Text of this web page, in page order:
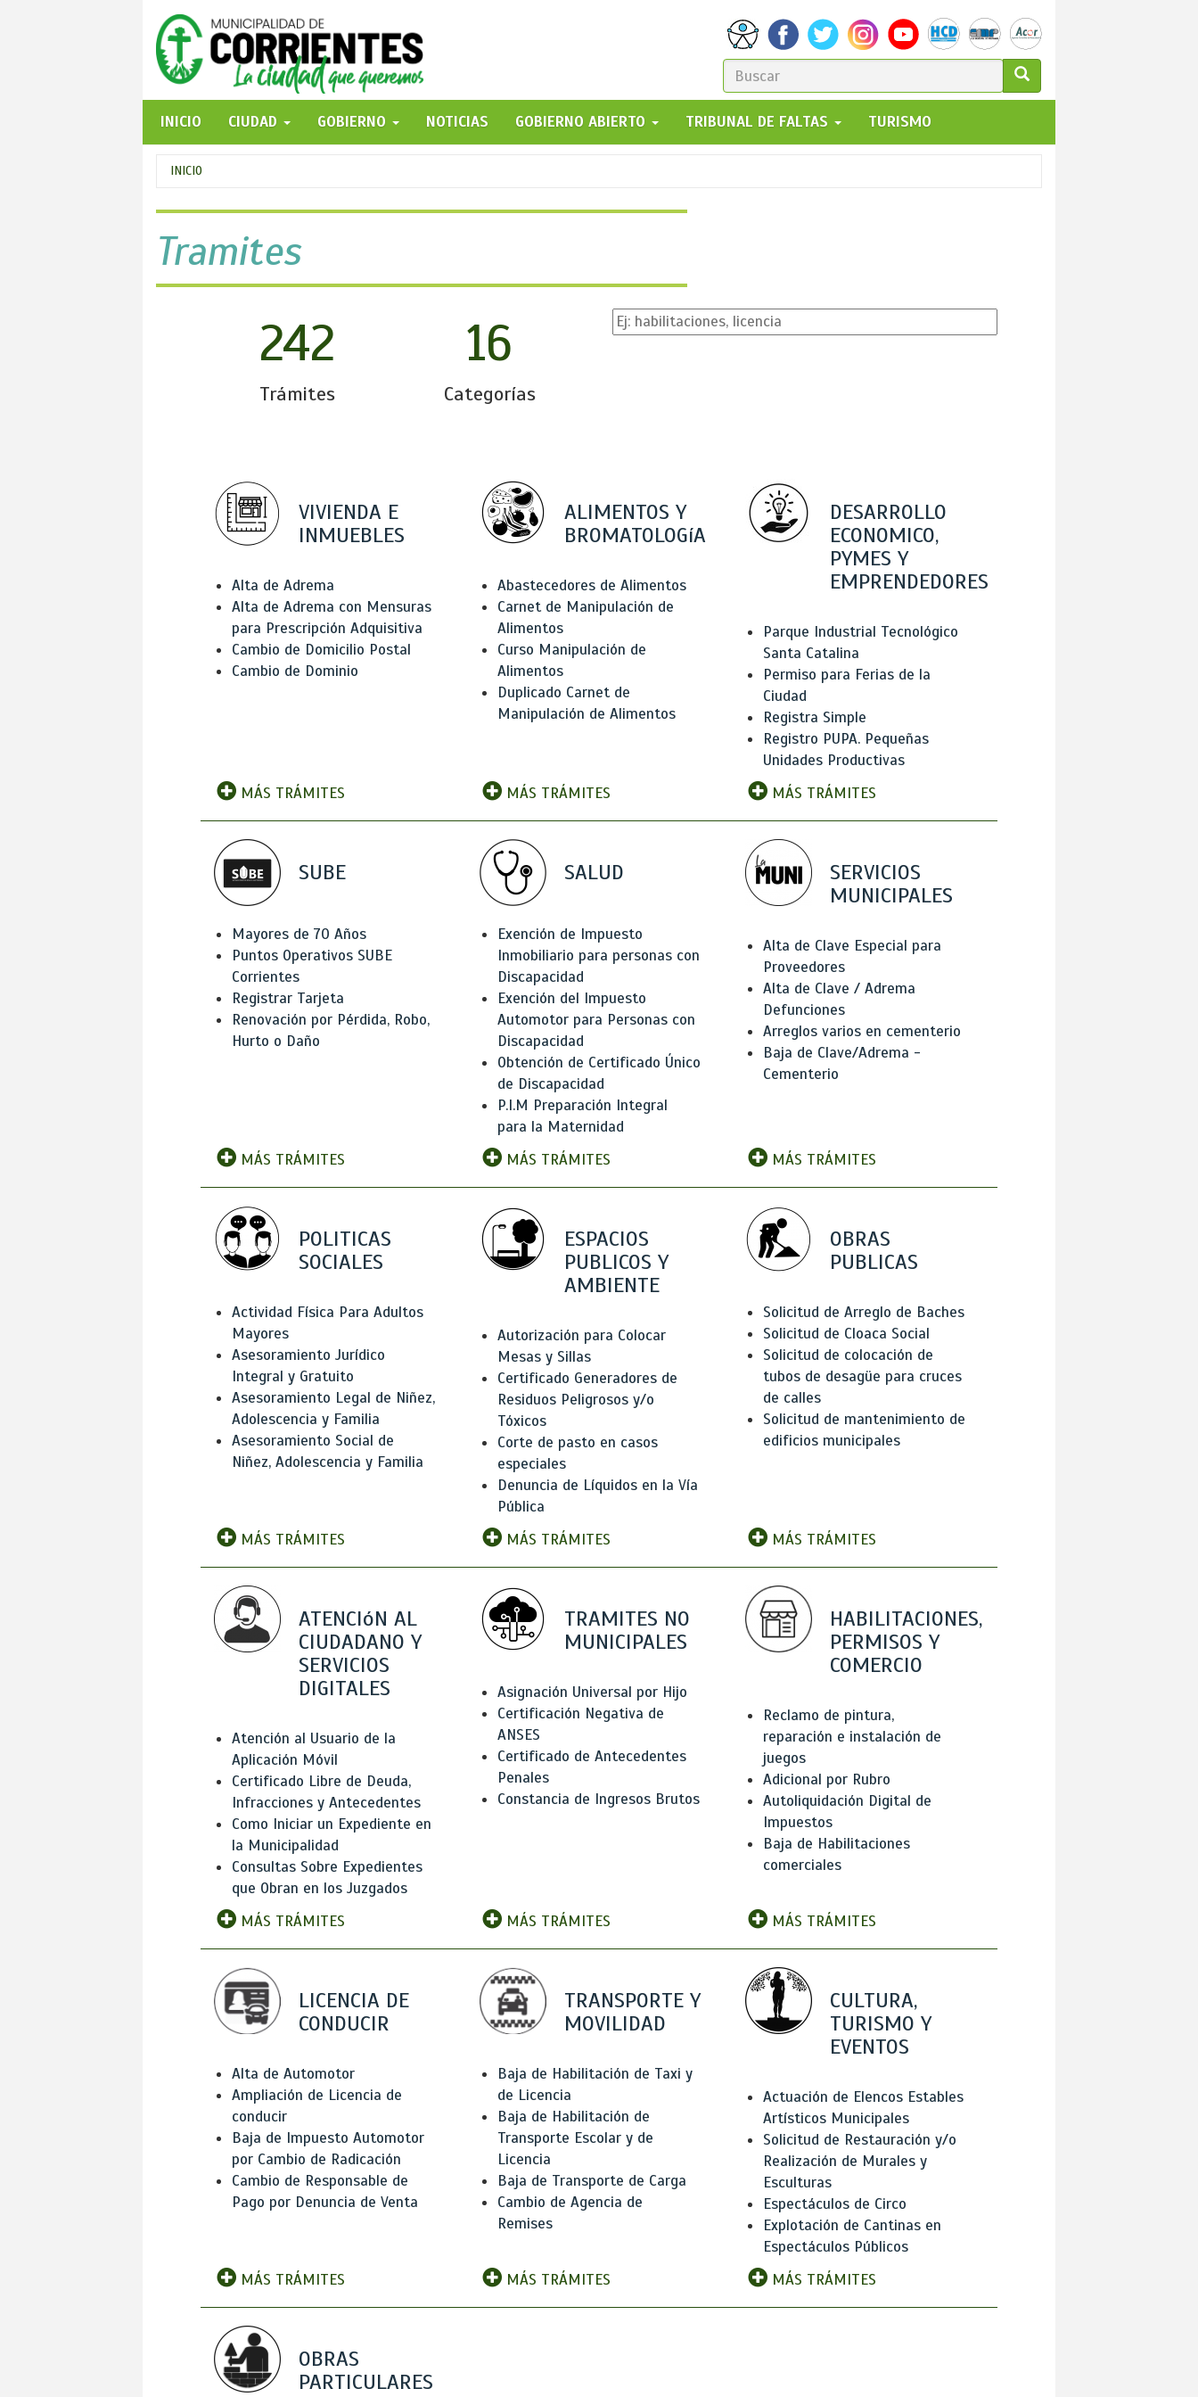
FORMULARIO
DE
BÚSQUEDA
GO!
INICIO
CIUDAD GOBIERNO NOTICIAS GOBIERNO ABIERTO TRIBUNAL DE FALTAS TURISMO
Se
encuentra
usted
aquí
INICIO
Tramites
242
Trámites
16
Categorías
VIVIENDA E
INMUEBLES
Alta de Adrema
Alta de Adrema con Mensuras
para Prescripción Adquisitiva
Cambio de Domicilio Postal
Cambio de Dominio
MÁS TRÁMITES
ALIMENTOS Y
BROMATOLOGíA
Abastecedores de Alimentos
Carnet de Manipulación de
Alimentos
Curso Manipulación de
Alimentos
Duplicado Carnet de
Manipulación de Alimentos
MÁS TRÁMITES
DESARROLLO
ECONOMICO,
PYMES Y
EMPRENDEDORES
Parque Industrial Tecnológico
Santa Catalina
Permiso para Ferias de la
Ciudad
Registra Simple
Registro PUPA. Pequeñas
Unidades Productivas
MÁS TRÁMITES
SUBE
Mayores de 70 Años
Puntos Operativos SUBE
Corrientes
Registrar Tarjeta
Renovación por Pérdida, Robo,
Hurto o Daño
MÁS TRÁMITES
SALUD
Exención de Impuesto
Inmobiliario para personas con
Discapacidad
Exención del Impuesto
Automotor para Personas con
Discapacidad
Obtención de Certificado Único
de Discapacidad
P.I.M Preparación Integral
para la Maternidad
MÁS TRÁMITES
SERVICIOS
MUNICIPALES
Alta de Clave Especial para
Proveedores
Alta de Clave / Adrema
Defunciones
Arreglos varios en cementerio
Baja de Clave/Adrema -
Cementerio
MÁS TRÁMITES
POLITICAS
SOCIALES
Actividad Física Para Adultos
Mayores
Asesoramiento Jurídico
Integral y Gratuito
Asesoramiento Legal de Niñez,
Adolescencia y Familia
Asesoramiento Social de
Niñez, Adolescencia y Familia
MÁS TRÁMITES
ESPACIOS
PUBLICOS Y
AMBIENTE
Autorización para Colocar
Mesas y Sillas
Certificado Generadores de
Residuos Peligrosos y/o
Tóxicos
Corte de pasto en casos
especiales
Denuncia de Líquidos en la Vía
Pública
MÁS TRÁMITES
OBRAS
PUBLICAS
Solicitud de Arreglo de Baches
Solicitud de Cloaca Social
Solicitud de colocación de
tubos de desagüe para cruces
de calles
Solicitud de mantenimiento de
edificios municipales
MÁS TRÁMITES
ATENCIóN AL
CIUDADANO Y
SERVICIOS
DIGITALES
Atención al Usuario de la
Aplicación Móvil
Certificado Libre de Deuda,
Infracciones y Antecedentes
Como Iniciar un Expediente en
la Municipalidad
Consultas Sobre Expedientes
que Obran en los Juzgados
MÁS TRÁMITES
TRAMITES NO
MUNICIPALES
Asignación Universal por Hijo
Certificación Negativa de
ANSES
Certificado de Antecedentes
Penales
Constancia de Ingresos Brutos
MÁS TRÁMITES
HABILITACIONES,
PERMISOS Y
COMERCIO
Reclamo de pintura,
reparación e instalación de
juegos
Adicional por Rubro
Autoliquidación Digital de
Impuestos
Baja de Habilitaciones
comerciales
MÁS TRÁMITES
LICENCIA DE
CONDUCIR
Alta de Automotor
Ampliación de Licencia de
conducir
Baja de Impuesto Automotor
por Cambio de Radicación
Cambio de Responsable de
Pago por Denuncia de Venta
MÁS TRÁMITES
TRANSPORTE Y
MOVILIDAD
Baja de Habilitación de Taxi y
de Licencia
Baja de Habilitación de
Transporte Escolar y de
Licencia
Baja de Transporte de Carga
Cambio de Agencia de
Remises
MÁS TRÁMITES
CULTURA,
TURISMO Y
EVENTOS
Actuación de Elencos Estables
Artísticos Municipales
Solicitud de Restauración y/o
Realización de Murales y
Esculturas
Espectáculos de Circo
Explotación de Cantinas en
Espectáculos Públicos
MÁS TRÁMITES
OBRAS
PARTICULARES